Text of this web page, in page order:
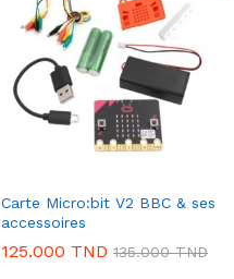
Carte Micro:bit V2 BBC & ses
accessoires
125.000 TND 135.000TND